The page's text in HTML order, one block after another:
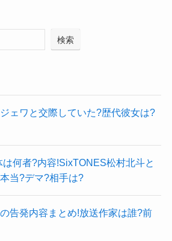
検索
ェワと交際していた?歴代彼女は?
何者?内容!SixTONES松村北斗と
当?デマ?相手は?
告発内容まとめ!放送作家は誰?前